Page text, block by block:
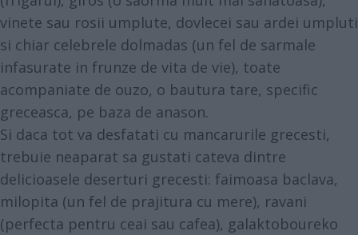
vinete sau rosii umplute, dovlecei sau ardei umpluti
si chiar celebrele dolmadas (un fel de sarmale
infasurate in frunze de vita de vie), toate
acompaniate de ouzo, o bautura tare, specific
greceasca, pe baza de anason.
Si daca tot va desfatati cu mancarurile grecesti,
trebuie neaparat sa gustati cateva dintre
delicioasele deserturi grecesti: faimoasa baclava,
milopita (un fel de prajitura cu mere), ravani
(perfecta pentru ceai sau cafea), galaktoboureko